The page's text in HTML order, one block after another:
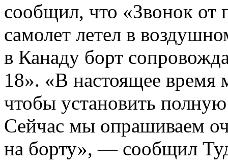
сообщил, что «Звонок от
самолет летел в
в Канаду борт
18». «В настоящее время
чтобы установить
Сейчас мы опрашиваем
на борту», — сообщил